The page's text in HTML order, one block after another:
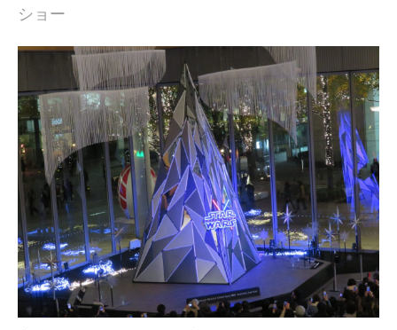
ショー